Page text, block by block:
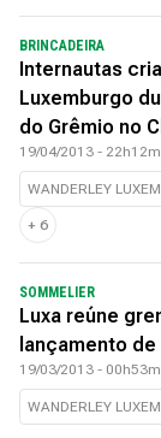
BRINCADEIRA
Internautas
Luxemburgo
do Grêmio no
19/04/2013 -
WANDERLEY
+ 6
SOMMELIER
Luxa reúne
lançamento
19/03/2013 -
WANDERLEY